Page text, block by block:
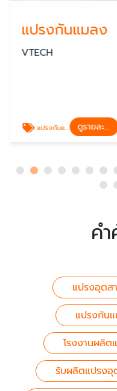
แปรงกันแมลง
VTECH
แปรงกันแมลง แปรงดักแมลง ดูรายละเอียด
ค
แปรงอุตส
แปรงกัน
โรงงานผลิต
รับผลิตแปรงอุ